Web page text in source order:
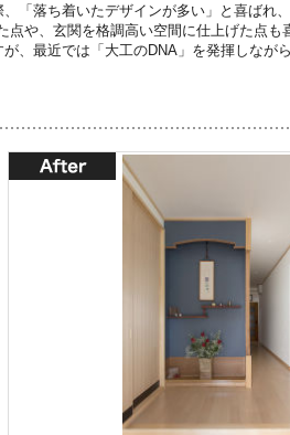
「落ち着いたデザインが多い」と喜ばれ
点や、玄関を格調高い空間に仕上げた点
、最近では「大工のDNA」を発揮しなが